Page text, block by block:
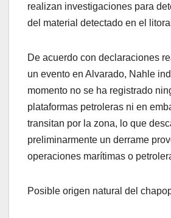
realizan investigaciones para
del material detectado en el
De acuerdo con declaraciones
un evento en Alvarado, Nahle
momento no se ha registrado
plataformas petroleras ni en
transitan por la zona, lo que
preliminarmente un derrame
operaciones marítimas o
Posible origen natural del